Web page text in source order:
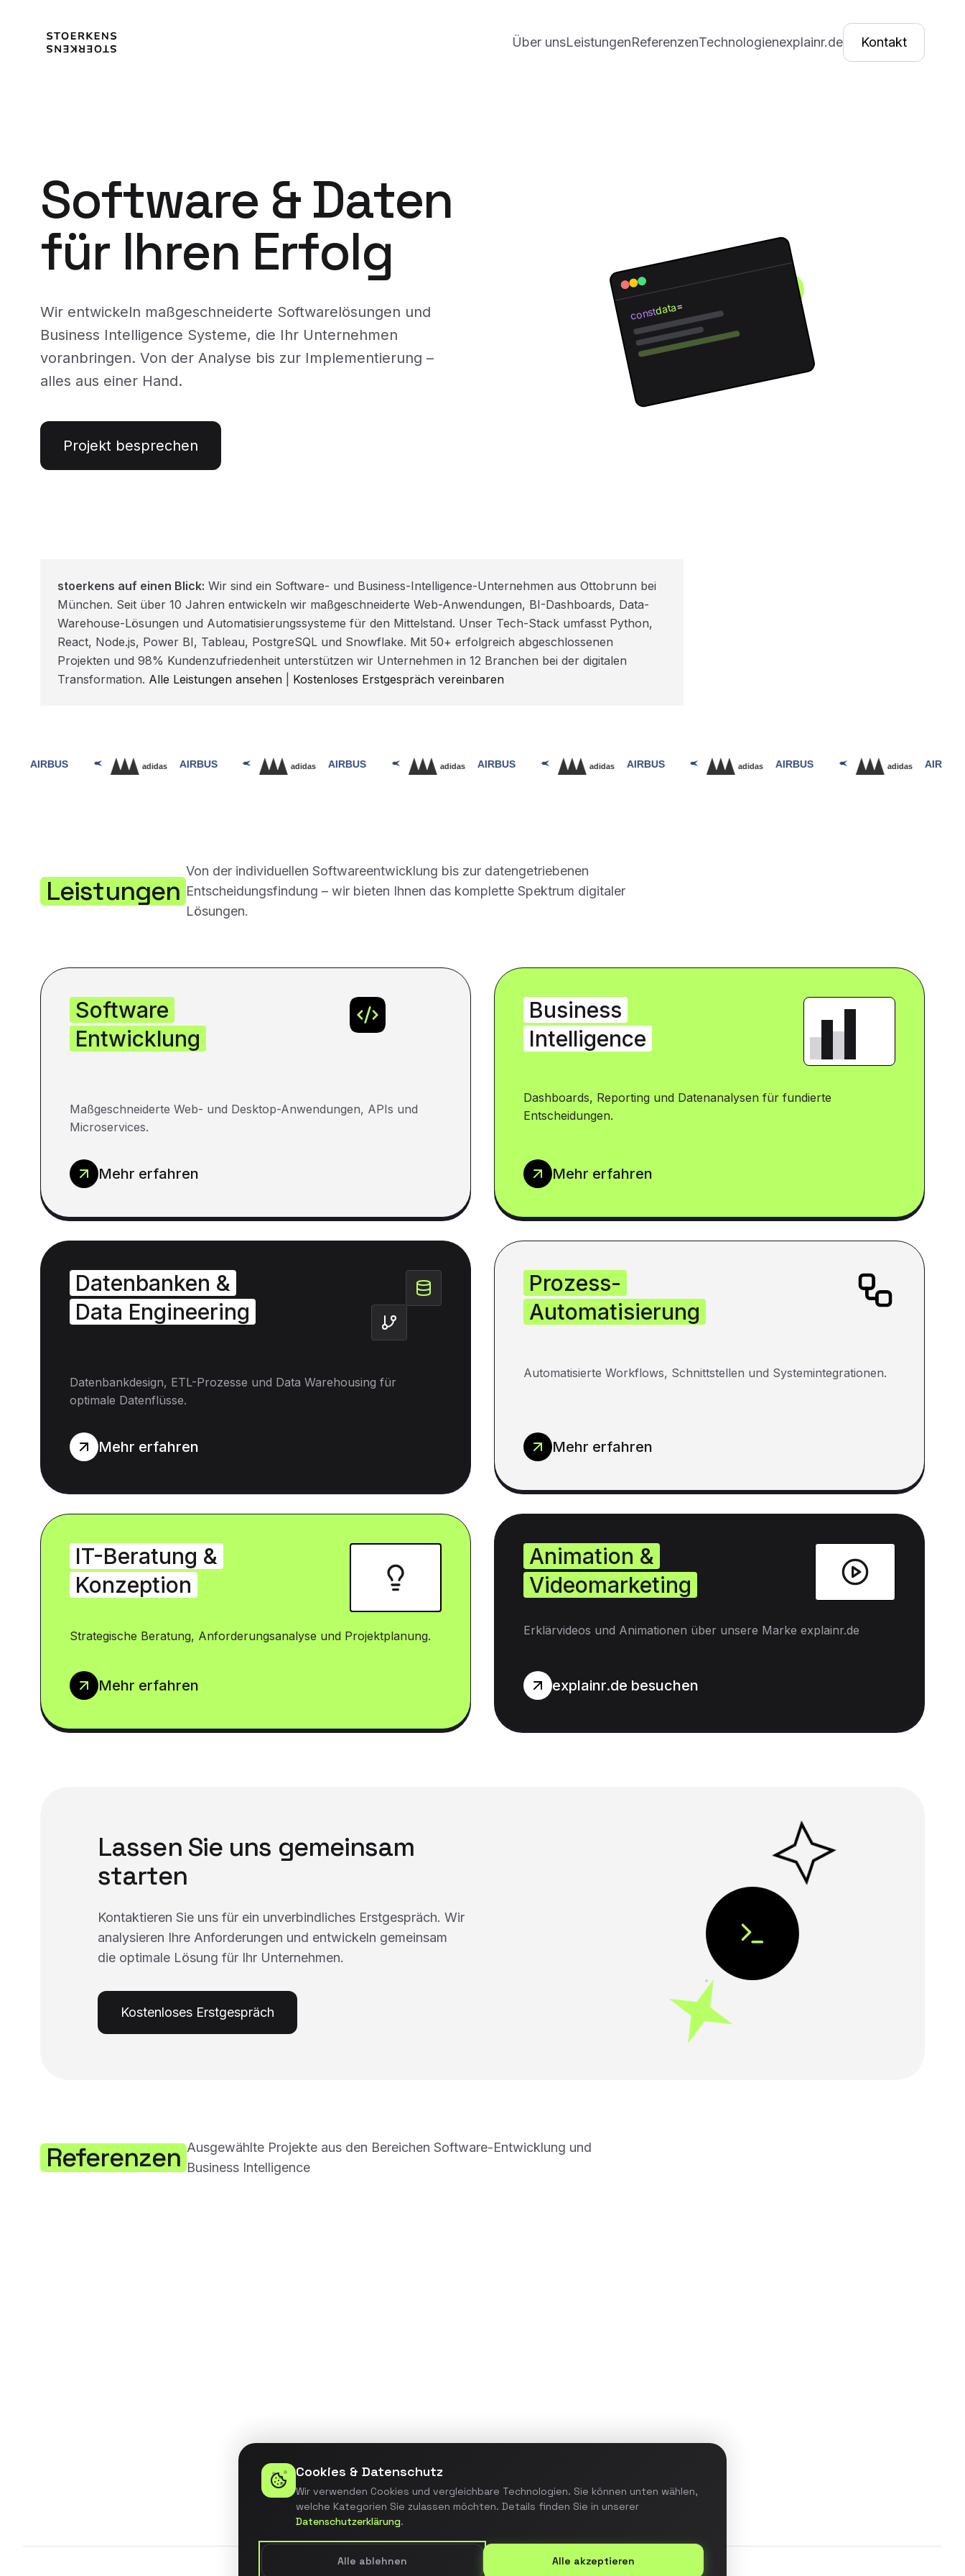
Über unsLeistungenReferenzenTechnologienexplainr.de Kontakt
Software & Daten
für Ihren Erfolg
Wir entwickeln maßgeschneiderte Softwarelösungen und
Business Intelligence Systeme, die Ihr Unternehmen
voranbringen. Von der Analyse bis zur Implementierung –
alles aus einer Hand.
Projekt besprechen
constdata=
stoerkens auf einen Blick: Wir sind ein Software- und Business-Intelligence-Unternehmen aus Ottobrunn bei
München. Seit über 10 Jahren entwickeln wir maßgeschneiderte Web-Anwendungen, BI-Dashboards, Data-
Warehouse-Lösungen und Automatisierungssysteme für den Mittelstand. Unser Tech-Stack umfasst Python,
React, Node.js, Power BI, Tableau, PostgreSQL und Snowflake. Mit 50+ erfolgreich abgeschlossenen
Projekten und 98% Kundenzufriedenheit unterstützen wir Unternehmen in 12 Branchen bei der digitalen
Transformation. Alle Leistungen ansehen Kostenloses Erstgespräch vereinbaren
Leistungen
Von der individuellen Softwareentwicklung bis zur datengetriebenen
Entscheidungsfindung – wir bieten Ihnen das komplette Spektrum digitaler
Lösungen.
Software
Entwicklung
Maßgeschneiderte Web- und Desktop-Anwendungen, APIs und
Microservices.
Mehr erfahren
Business
Intelligence
Dashboards, Reporting und Datenanalysen für fundierte
Entscheidungen.
Mehr erfahren
Datenbanken &
Data Engineering
Datenbankdesign, ETL-Prozesse und Data Warehousing für
optimale Datenflüsse.
Mehr erfahren
Prozess-
Automatisierung
Automatisierte Workflows, Schnittstellen und Systemintegrationen.
Mehr erfahren
IT-Beratung &
Konzeption
Strategische Beratung, Anforderungsanalyse und Projektplanung.
Mehr erfahren
Animation &
Videomarketing
Erklärvideos und Animationen über unsere Marke explainr.de
explainr.de besuchen
Lassen Sie uns gemeinsam
starten
Kontaktieren Sie uns für ein unverbindliches Erstgespräch. Wir
analysieren Ihre Anforderungen und entwickeln gemeinsam
die optimale Lösung für Ihr Unternehmen.
Kostenloses Erstgespräch
Referenzen Ausgewählte Projekte aus den Bereichen Software-Entwicklung und
Business Intelligence
Details ansehen
Details ansehen
Cookies & Datenschutz
Wir verwenden Cookies und vergleichbare Technologien. Sie können unten wählen,
welche Kategorien Sie zulassen möchten. Details finden Sie in unserer
Datenschutzerklärung.
Alle ablehnen Alle akzeptieren